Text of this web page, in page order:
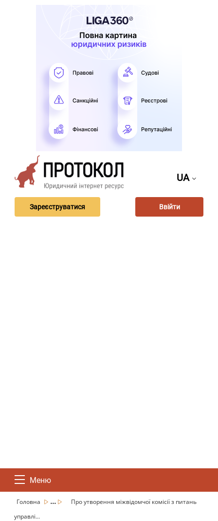
UA
Зареєструватися Ввійти
Меню
Головна ...
Про утворення міжвідомчої комісії з питань
управлі...